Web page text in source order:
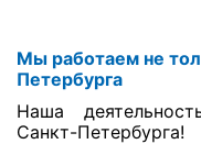
Мы работаем не
Петербурга
Наша
Санкт-Петербурга!